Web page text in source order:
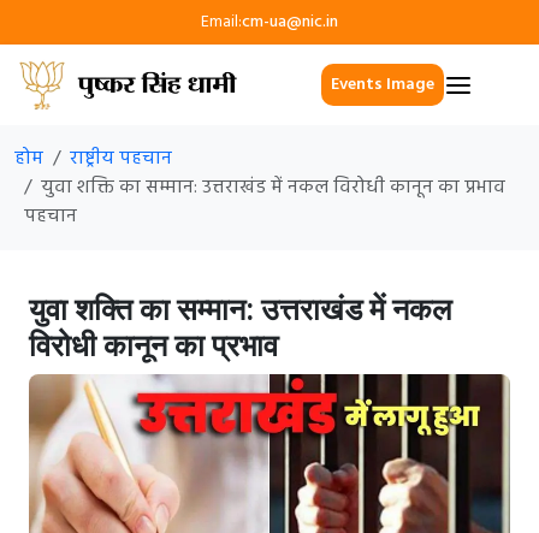
Email:cm-ua@nic.in
Events Image
होम
राष्ट्रीय पहचान
युवा शक्ति का सम्मान: उत्तराखंड में नकल विरोधी कानून का प्रभाव
पहचान
युवा शक्ति का सम्मान: उत्तराखंड में नकल
विरोधी कानून का प्रभाव